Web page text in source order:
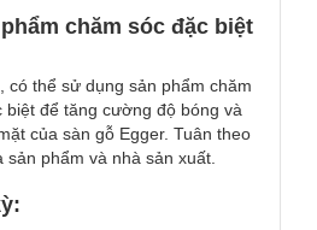
chăm sóc đặc biệt
có thể sử dụng sản phẩm chăm
biệt để tăng cường độ bóng và
của sàn gỗ Egger. Tuân theo
sản phẩm và nhà sản xuất.